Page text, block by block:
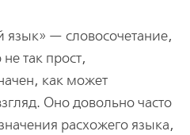
— словосочетание,
так прост,
как может
Оно довольно часто
расхожего языка,